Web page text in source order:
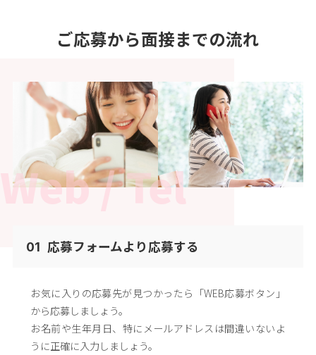
ご応募から面接までの流れ
Web / Tel
01 応募フォームより応募する
お気に入りの応募先が見つかったら「WEB応募ボタン」
から応募しましょう。
お名前や生年月日、特にメールアドレスは間違いないよ
うに正確に入力しましょう。